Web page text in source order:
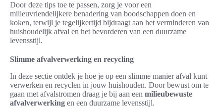
Door deze tips toe te passen, zorg je voor een
milieuvriendelijkere benadering van boodschappen doen en
koken, terwijl je tegelijkertijd bijdraagt aan het verminderen van
huishoudelijk afval en het bevorderen van een duurzame
levensstijl.
Slimme afvalverwerking en recycling
In deze sectie ontdek je hoe je op een slimme manier afval kunt
verwerken en recyclen in jouw huishouden. Door bewust om te
gaan met afvalstromen draag je bij aan een milieubewuste
afvalverwerking en een duurzame levensstijl.